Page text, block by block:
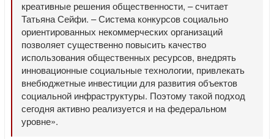
креативные решения общественности, – считает
Татьяна Сейфи. – Система конкурсов социально
ориентированных некоммерческих организаций
позволяет существенно повысить качество
использования общественных ресурсов, внедрять
инновационные социальные технологии, привлекать
внебюджетные инвестиции для развития объектов
социальной инфраструктуры. Поэтому такой подход
сегодня активно реализуется и на федеральном
уровне».